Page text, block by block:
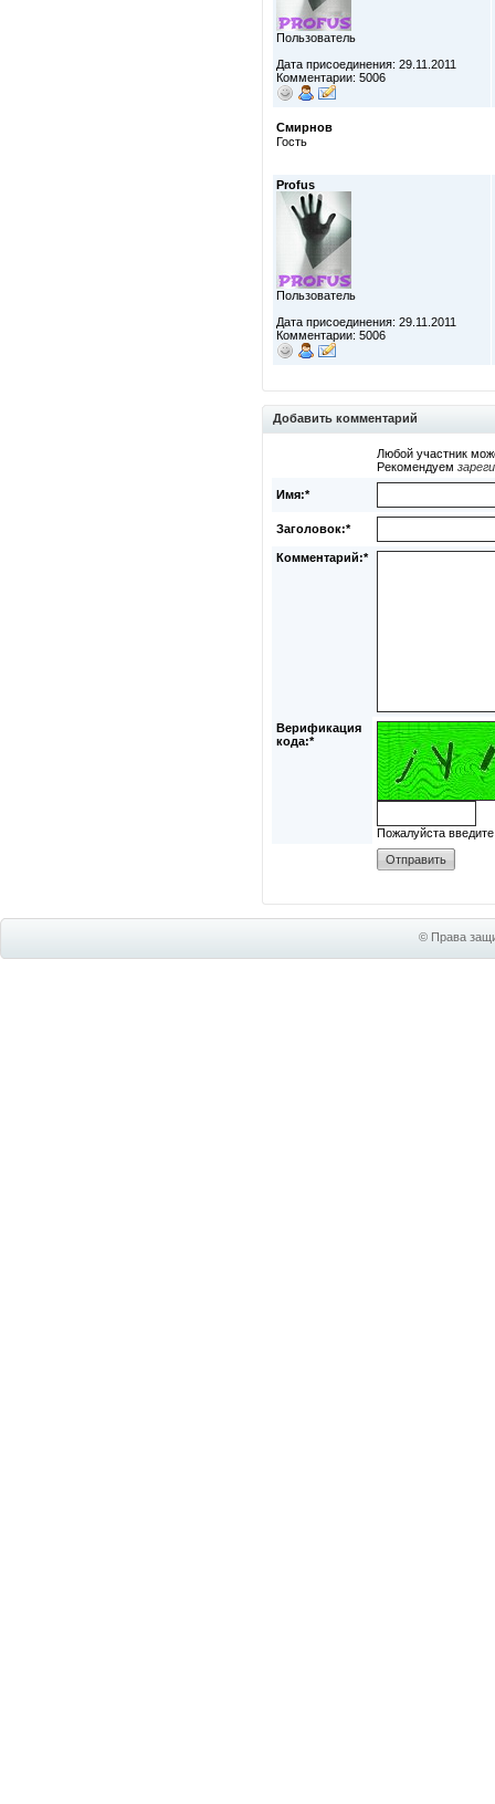
Пользователь
Дата присоединения: 29.11.2011
Комментарии: 5006
Смирнов
Гость
Profus
Пользователь
Дата присоединения: 29.11.2011
Комментарии: 5006
Добавить комментарий
Любой участник
Рекомендуем
Имя:*
Заголовок:*
Комментарий:*
Верификация
кода:*
Пожалуйста
© Права